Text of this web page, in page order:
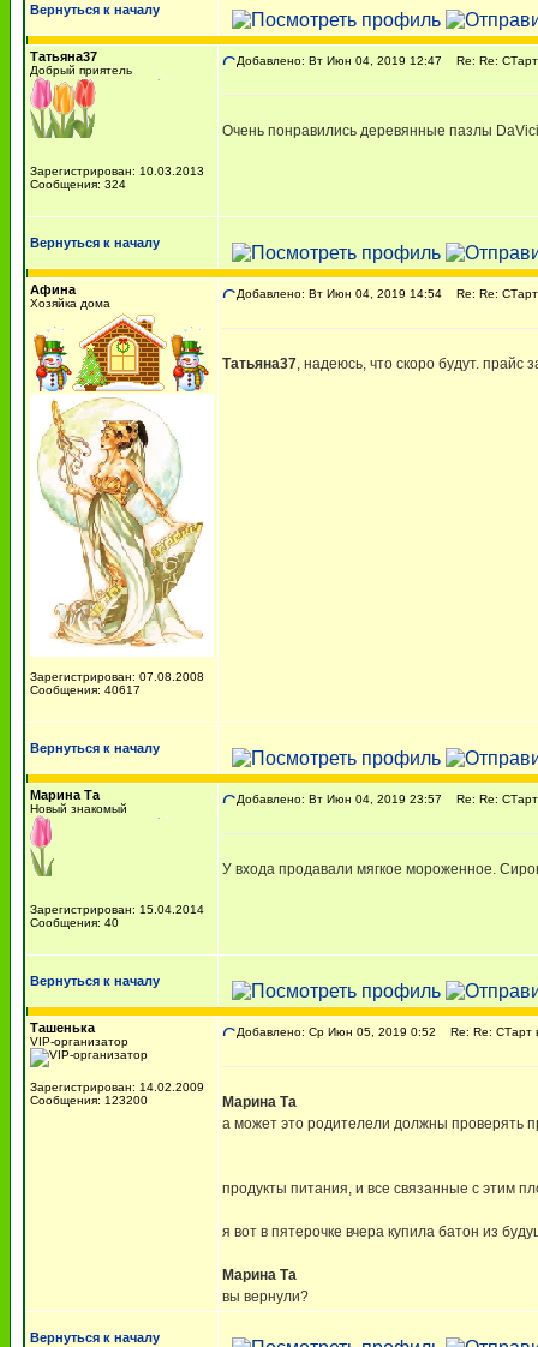
Вернуться к началу
Татьяна37
Добрый приятель
Зарегистрирован: 10.03.2013
Сообщения: 324
Добавлено: Вт Июн 04, 2019 12:47 Re: Re:
Очень понравились деревянные пазлы
Вернуться к началу
Афина
Хозяйка дома
Зарегистрирован: 07.08.2008
Сообщения: 40617
Добавлено: Вт Июн 04, 2019 14:54 Re: Re:
Татьяна37, надеюсь, что скоро будут. прайс
Вернуться к началу
Марина Та
Новый знакомый
Зарегистрирован: 15.04.2014
Сообщения: 40
Добавлено: Вт Июн 04, 2019 23:57 Re: Re:
У входа продавали мягкое мороженное.
Вернуться к началу
Ташенька
VIP-организатор
Зарегистрирован: 14.02.2009
Сообщения: 123200
Добавлено: Ср Июн 05, 2019 0:52 Re: Re: СТарт
Марина Та
а может это родителели должны проверять
продукты питания, и все связанные с этим
я вот в пятерочке вчера купила батон из
Марина Та
вы вернули?
Вернуться к началу